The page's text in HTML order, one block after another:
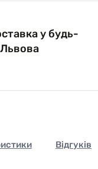
у будь-
Відгуків